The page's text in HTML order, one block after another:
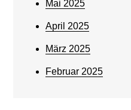
Mai 2025
April 2025
März 2025
Februar 2025